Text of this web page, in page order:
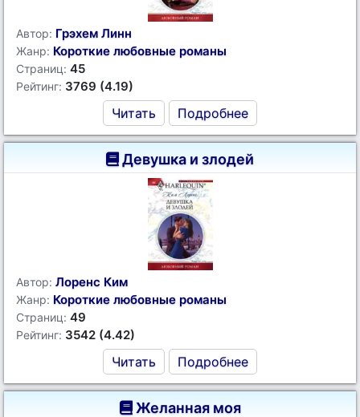
Автор: Грэхем Линн
Жанр: Короткие любовные романы
Страниц: 45
Рейтинг: 3769 (4.19)
Читать Подробнее
Девушка и злодей
Автор: Лоренс Ким
Жанр: Короткие любовные романы
Страниц: 49
Рейтинг: 3542 (4.42)
Читать Подробнее
Желанная моя